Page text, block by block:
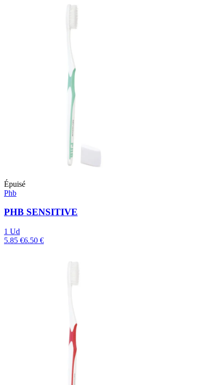
Épuisé
Phb
PHB SENSITIVE
1 Ud
5.85 €6.50 €